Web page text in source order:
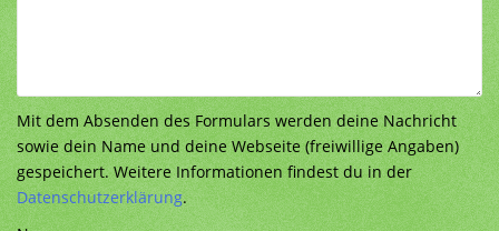
Mit dem Absenden des Formulars werden deine Nachricht
sowie dein Name und deine Webseite (freiwillige Angaben)
gespeichert. Weitere Informationen findest du in der
Datenschutzerklärung.